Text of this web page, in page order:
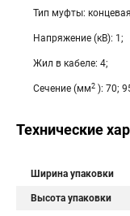
Тип муфты:
Напряжение (кВ): 1;
Жил в кабеле: 4;
Сечение (мм2 ): 70;
Технические
Ширина упаковки
Высота упаковки